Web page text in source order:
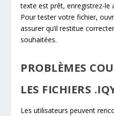
texte est prêt, enregistrez-le
Pour tester votre fichier,
assurer qu’il restitue
souhaitées.
PROBLÈMES
LES FICHIERS
Les utilisateurs peuvent